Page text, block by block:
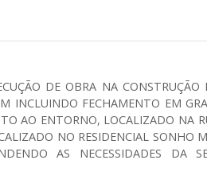
DE OBRA NA CONSTRUÇÃO
INCLUINDO FECHAMENTO EM
AO ENTORNO, LOCALIZADO NA
NO RESIDENCIAL SONHO
AS NECESSIDADES DA